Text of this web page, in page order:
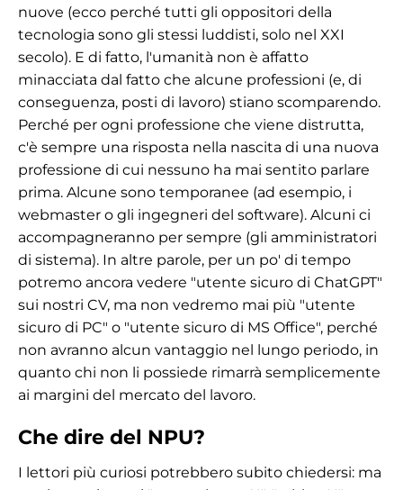
nuove (ecco perché tutti gli oppositori della
tecnologia sono gli stessi luddisti, solo nel XXI
secolo). E di fatto, l'umanità non è affatto
minacciata dal fatto che alcune professioni (e, di
conseguenza, posti di lavoro) stiano scomparendo.
Perché per ogni professione che viene distrutta,
c'è sempre una risposta nella nascita di una nuova
professione di cui nessuno ha mai sentito parlare
prima. Alcune sono temporanee (ad esempio, i
webmaster o gli ingegneri del software). Alcuni ci
accompagneranno per sempre (gli amministratori
di sistema). In altre parole, per un po' di tempo
potremo ancora vedere "utente sicuro di ChatGPT"
sui nostri CV, ma non vedremo mai più "utente
sicuro di PC" o "utente sicuro di MS Office", perché
non avranno alcun vantaggio nel lungo periodo, in
quanto chi non li possiede rimarrà semplicemente
ai margini del mercato del lavoro.
Che dire del NPU?
I lettori più curiosi potrebbero subito chiedersi: ma